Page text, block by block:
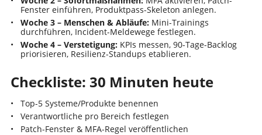
Fenster einführen, Produktpass-Skeleton anlegen.
Woche 3 – Menschen & Abläufe: Mini-Trainings
durchführen, Incident-Meldewege festlegen.
Woche 4 – Verstetigung: KPIs messen, 90-Tage-Backlog
priorisieren, Resilienz-Standups etablieren.
Checkliste: 30 Minuten heute
Top-5 Systeme/Produkte benennen
Verantwortliche pro Bereich festlegen
Patch-Fenster & MFA-Regel veröffentlichen